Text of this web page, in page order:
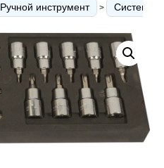
Ручной инструмент > Системы